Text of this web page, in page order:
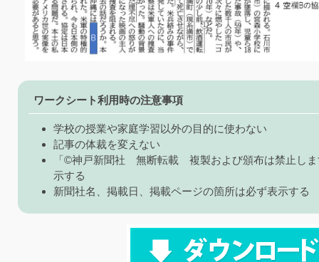
ワークシート利用時の注意事項
学校の授業や家庭学習以外の目的に使わない
記事の体裁を変えない
「©神戸新聞社 無断転載 複製および頒布は禁止しま
示する
新聞社名、掲載日、掲載ページの箇所は必ず表示する